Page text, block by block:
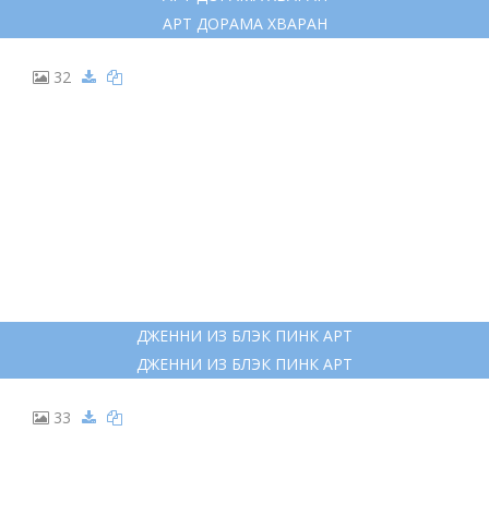
АРТ ДОРАМА ХВАРАН
32
ДЖЕННИ ИЗ БЛЭК ПИНК АРТ
ДЖЕННИ ИЗ БЛЭК ПИНК АРТ
33